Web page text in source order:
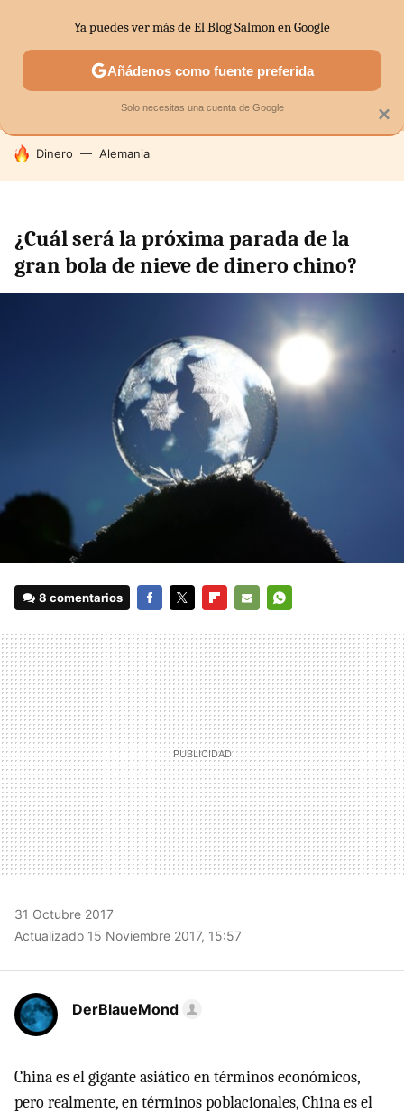
MENÚ NUEVO
ECONOMÍA DOMÉSTICA MERCADOS
HOY SE HABLA DE
Dinero Alemania
¿Cuál será la próxima parada de la
gran bola de nieve de dinero chino?
8 comentarios
MAIL
31 Octubre 2017
Actualizado 15 Noviembre 2017, 15:57
DerBlaueMond
China es el gigante asiático en términos económicos,
pero realmente, en términos poblacionales, China es el
×
Ya puedes ver más de El Blog Salmon en Google
Añádenos como fuente preferida
Solo necesitas una cuenta de Google